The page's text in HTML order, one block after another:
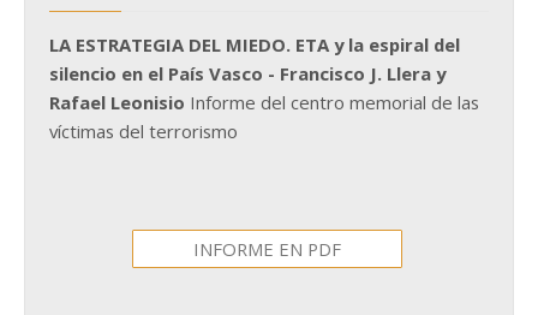
LA ESTRATEGIA DEL MIEDO. ETA y la espiral del
silencio en el País Vasco - Francisco J. Llera y
Rafael Leonisio Informe del centro memorial de las
víctimas del terrorismo
INFORME EN PDF